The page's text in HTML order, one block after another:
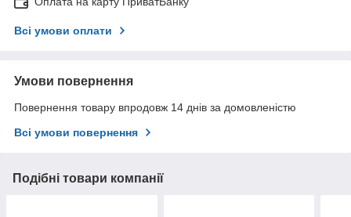
Всі умови оплати
Умови повернення
Повернення товару впродовж 14 днів за домовленістю
Всі умови повернення
Подібні товари компанії